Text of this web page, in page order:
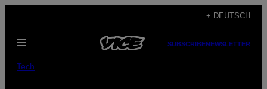
content
+ DEUTSCH
Open
SUBSCRIBENEWSLETTER
Tech